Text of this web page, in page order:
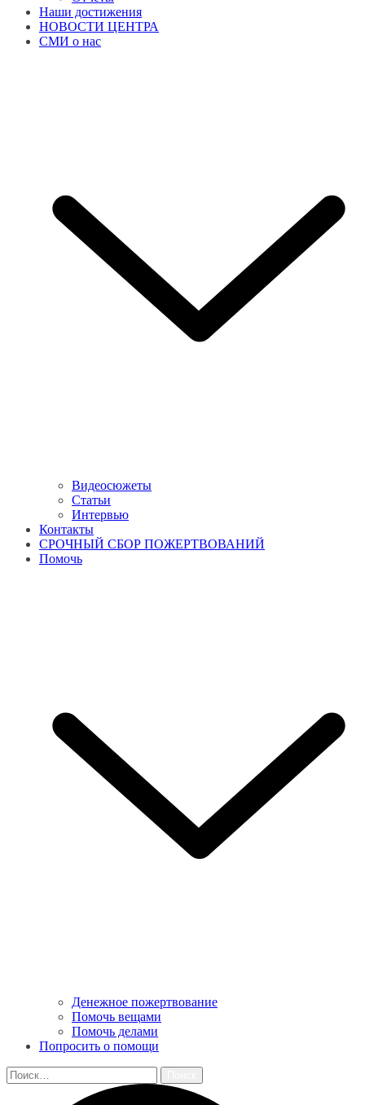
Наши достижения
НОВОСТИ ЦЕНТРА
СМИ о нас
Видеосюжеты
Статьи
Интервью
Контакты
СРОЧНЫЙ СБОР ПОЖЕРТВОВАНИЙ
Помочь
Денежное пожертвование
Помочь вещами
Помочь делами
Попросить о помощи
Найти: